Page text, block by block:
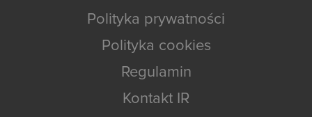
Polityka prywatności
Polityka cookies
Regulamin
Kontakt IR